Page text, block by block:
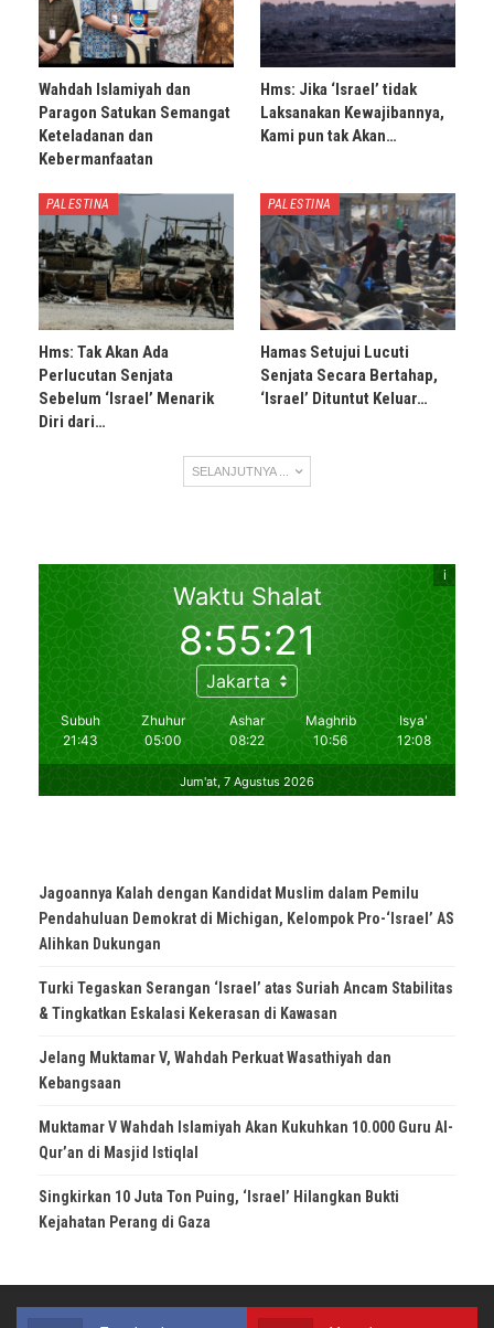
Wahdah Islamiyah dan
Paragon Satukan Semangat
Keteladanan dan
Kebermanfaatan
Hms: Jika ‘Israel’ tidak
Laksanakan Kewajibannya,
Kami pun tak Akan…
PALESTINA
Hms: Tak Akan Ada
Perlucutan Senjata
Sebelum ‘Israel’ Menarik
Diri dari…
PALESTINA
Hamas Setujui Lucuti
Senjata Secara Bertahap,
‘Israel’ Dituntut Keluar…
SELANJUTNYA ...
Jagoannya Kalah dengan Kandidat Muslim dalam Pemilu
Pendahuluan Demokrat di Michigan, Kelompok Pro-‘Israel’ AS
Alihkan Dukungan
Turki Tegaskan Serangan ‘Israel’ atas Suriah Ancam Stabilitas
& Tingkatkan Eskalasi Kekerasan di Kawasan
Jelang Muktamar V, Wahdah Perkuat Wasathiyah dan
Kebangsaan
Muktamar V Wahdah Islamiyah Akan Kukuhkan 10.000 Guru Al-
Qur’an di Masjid Istiqlal
Singkirkan 10 Juta Ton Puing, ‘Israel’ Hilangkan Bukti
Kejahatan Perang di Gaza